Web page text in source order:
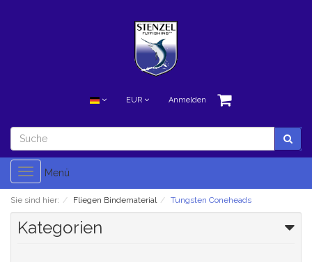
EUR Anmelden
Toggle
navigation
Menü
Sie sind hier: Fliegen Bindematerial Tungsten Coneheads
Kategorien